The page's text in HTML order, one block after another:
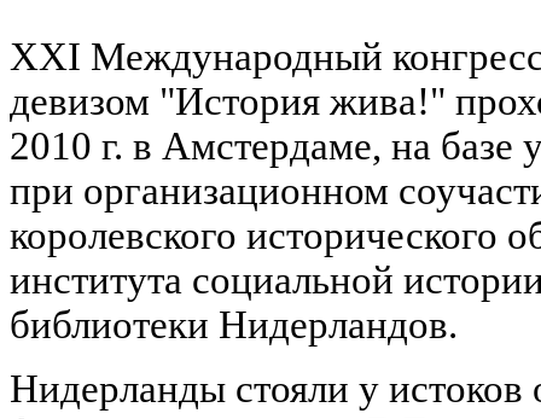
XXI Международный
девизом "История жива!"
2010 г. в Амстердаме, на базе
при организационном
королевского исторического
института социальной
библиотеки Нидерландов.
Нидерланды стояли у